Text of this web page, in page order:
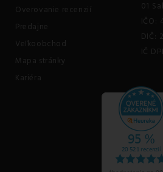
Overovanie recenzií
Predajne
Veľkoobchod
Mapa stránky
Kariéra
01
IČO:
DIČ:
IČ